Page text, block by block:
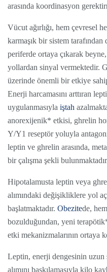
arasında koordinasyon
Vücut ağırlığı, hem çevresel
karmaşık bir sistem
periferde ortaya çıkarak
yollardan sinyal vermektedir.
üzerinde önemli bir etkiye
Enerji harcamasını arttıran
uygulanmasıyla iştah
anorexijenik* etkisi, ghrelin
Y/Y1 reseptör yoluyla
leptin ve ghrelin arasında,
bir çalışma şekli
Hipotalamusta leptin veya
alımındaki değişikliklere yol
başlatmaktadır. Obezitede,
bozulduğundan, yeni
etki mekanizmalarının ortaya
Leptin, enerji dengesinin
alımını baskılamasıyla kilo